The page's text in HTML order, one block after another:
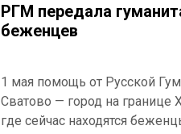
РГМ передала
беженцев
1 мая помощь от Русской
Сватово — город на границе
где сейчас находятся